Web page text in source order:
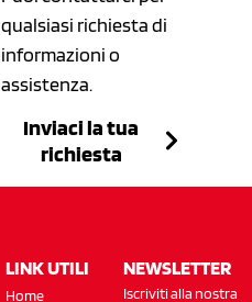
qualsiasi richiesta di
informazioni o
assistenza.
Inviaci la tua
richiesta
LINK UTILI
Home
NEWSLETTER
Iscriviti alla nostra